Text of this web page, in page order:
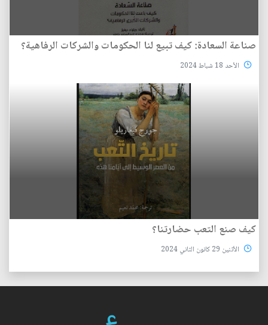
صناعة السعادة: كيف تبيع لنا الحكومات والشركات الرفاهية؟
الأحد 18 شباط 2024
كيف صنع التعب حضارتنا؟
الأثنين 29 كانون الثاني 2024